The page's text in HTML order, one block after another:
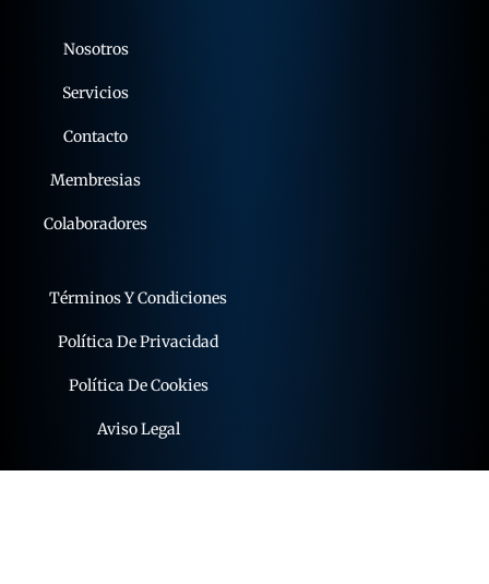
Términos Y Condiciones
Política De Privacidad
Política De Cookies
Aviso Legal
Nosotros
Servicios
Contacto
Membresias
Colaboradores